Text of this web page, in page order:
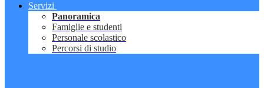
Servizi
Panoramica
Famiglie e studenti
Personale scolastico
Percorsi di studio